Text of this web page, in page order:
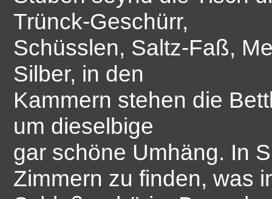
Trünck-Geschürr,
Schüsslen, Saltz-Faß,
Silber, in den
Kammern stehen die
um dieselbige
gar schöne Umhäng. In
Zimmern zu finden, was